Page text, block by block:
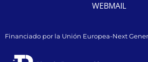
WEBMAIL
Financiado por la Unión Europea-Next